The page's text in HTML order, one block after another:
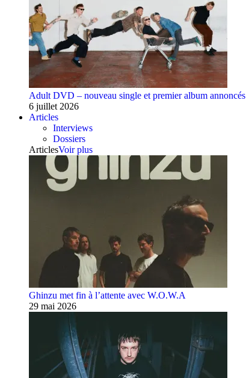
Adult DVD – nouveau single et premier album annoncés
6 juillet 2026
Articles
Interviews
Dossiers
ArticlesVoir plus
Ghinzu met fin à l’attente avec W.O.W.A
29 mai 2026